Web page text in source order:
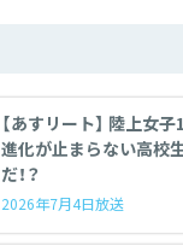
【あすリート】 陸上女
進化が止まらない高
だ！？
2026年7月4日放送